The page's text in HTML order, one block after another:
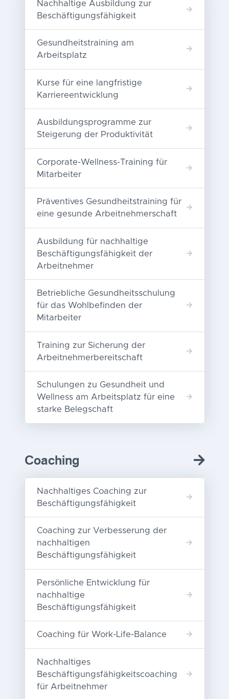
Nachhaltige Ausbildung zur
Beschäftigungsfähigkeit
Gesundheitstraining am
Arbeitsplatz
Kurse für eine langfristige
Karriereentwicklung
Ausbildungsprogramme zur
Steigerung der Produktivität
Corporate-Wellness-Training für
Mitarbeiter
Präventives Gesundheitstraining für
eine gesunde Arbeitnehmerschaft
Ausbildung für nachhaltige
Beschäftigungsfähigkeit der
Arbeitnehmer
Betriebliche Gesundheitsschulung
für das Wohlbefinden der
Mitarbeiter
Training zur Sicherung der
Arbeitnehmerbereitschaft
Schulungen zu Gesundheit und
Wellness am Arbeitsplatz für eine
starke Belegschaft
Coaching
Nachhaltiges Coaching zur
Beschäftigungsfähigkeit
Coaching zur Verbesserung der
nachhaltigen
Beschäftigungsfähigkeit
Persönliche Entwicklung für
nachhaltige
Beschäftigungsfähigkeit
Coaching für Work-Life-Balance
Nachhaltiges
Beschäftigungsfähigkeitscoaching
für Arbeitnehmer